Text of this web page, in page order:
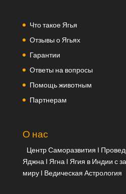
Что такое Ягья
Отзывы о Ягьях
Гарантии
Ответы на вопросы
Помощь животным
Партнерам
О нас
Центр Саморазвития |
Яджна | Ягна | Ягия в Индии с
миру | Ведическая Астрология